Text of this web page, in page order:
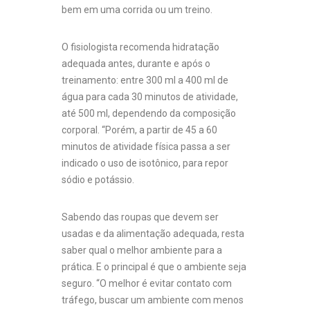
bem em uma corrida ou um treino.
O fisiologista recomenda hidratação
adequada antes, durante e após o
treinamento: entre 300 ml a 400 ml de
água para cada 30 minutos de atividade,
até 500 ml, dependendo da composição
corporal. “Porém, a partir de 45 a 60
minutos de atividade física passa a ser
indicado o uso de isotônico, para repor
sódio e potássio.
Sabendo das roupas que devem ser
usadas e da alimentação adequada, resta
saber qual o melhor ambiente para a
prática. E o principal é que o ambiente seja
seguro. “O melhor é evitar contato com
tráfego, buscar um ambiente com menos